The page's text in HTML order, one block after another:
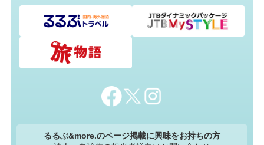
るるぶ&more.のページ掲載に興味をお持ちの方